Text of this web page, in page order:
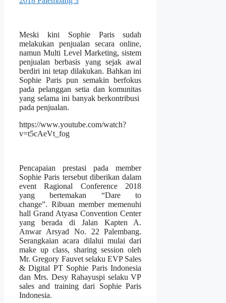
Meski kini Sophie Paris sudah
melakukan penjualan secara online,
namun Multi Level Marketing, sistem
penjualan berbasis yang sejak awal
berdiri ini tetap dilakukan. Bahkan ini
Sophie Paris pun semakin berfokus
pada pelanggan setia dan komunitas
yang selama ini banyak berkontribusi
pada penjualan.
https://www.youtube.com/watch?
v=t5cAeVt_fog
Pencapaian prestasi pada member
Sophie Paris tersebut diberikan dalam
event Ragional Conference 2018
yang bertemakan “Dare to
change”. Ribuan member memenuhi
hall Grand Atyasa Convention Center
yang berada di Jalan Kapten A.
Anwar Arsyad No. 22 Palembang.
Serangkaian acara dilalui mulai dari
make up class, sharing session oleh
Mr. Gregory Fauvet selaku EVP Sales
& Digital PT Sophie Paris Indonesia
dan Mrs. Desy Rahayuspi selaku VP
sales and training dari Sophie Paris
Indonesia.